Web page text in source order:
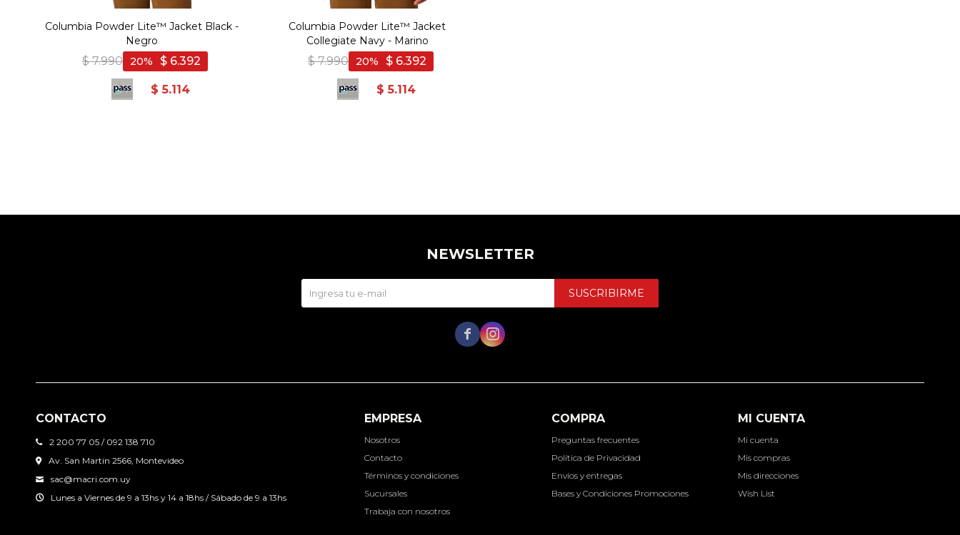
Columbia Powder Lite™ Jacket Black -
Negro
$ 7.990 $ 6.392
20
$ 5.114
Columbia Powder Lite™ Jacket
Collegiate Navy - Marino
$ 7.990 $ 6.392
20
$ 5.114
CONTACTO
2 200 77 05 / 092 138 710
Av. San Martin 2566, Montevideo
sac@macri.com.uy
Lunes a Viernes de 9 a 13hs y 14 a 18hs / Sábado de 9 a 13hs
EMPRESA
Nosotros
Contacto
Términos y condiciones
Sucursales
Trabaja con nosotros
COMPRA
Preguntas frecuentes
Política de Privacidad
Envíos y entregas
Bases y Condiciones Promociones
MI CUENTA
Mi cuenta
Mis compras
Mis direcciones
Wish List
NEWSLETTER
SUSCRIBIRME
 